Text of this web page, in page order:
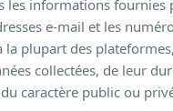
les informations fournies
e-mail et les
plupart des
collectées, de leur
caractère public ou